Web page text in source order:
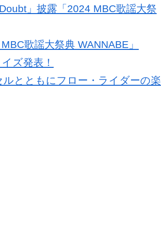
」披露「2024 MBC歌謡大祭
歌謡大祭典 WANNABE」
ズ発表！
とともにフロー・ライダーの楽